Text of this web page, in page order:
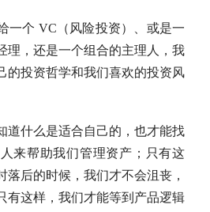
一个 VC（风险投资）、或是一
理，还是一个组合的主理人，我
的投资哲学和我们喜欢的投资风
道什么是适合自己的，也才能找
来帮助我们管理资产；只有这
落后的时候，我们才不会沮丧，
有这样，我们才能等到产品逻辑